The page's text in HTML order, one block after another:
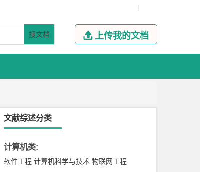
|
搜文档  上传我的文档
文献综述分类
计算机类:
软件工程 计算机科学与技术 物联网工程